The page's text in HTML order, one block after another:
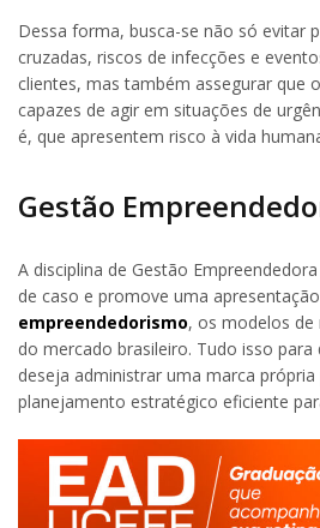
Dessa forma, busca-se não só evitar
cruzadas, riscos de infecções e
clientes, mas também assegurar que
capazes de agir em situações de
é, que apresentem risco à vida
Gestão
A disciplina de Gestão
de caso e promove uma
empreendedorismo, os modelos
do mercado brasileiro. Tudo isso
deseja administrar uma marca
planejamento estratégico eficiente